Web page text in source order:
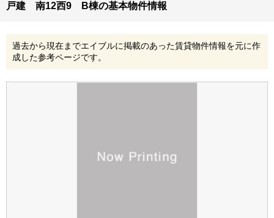
戸建 南12西9 B棟の基本物件情報
過去から現在までエイブルに掲載のあった賃貸物件情報を元に作
成した参考ページです。